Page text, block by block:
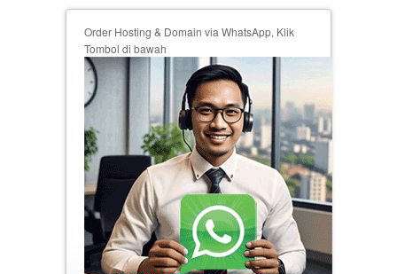
Order Hosting & Domain via WhatsApp, Klik
Tombol di bawah